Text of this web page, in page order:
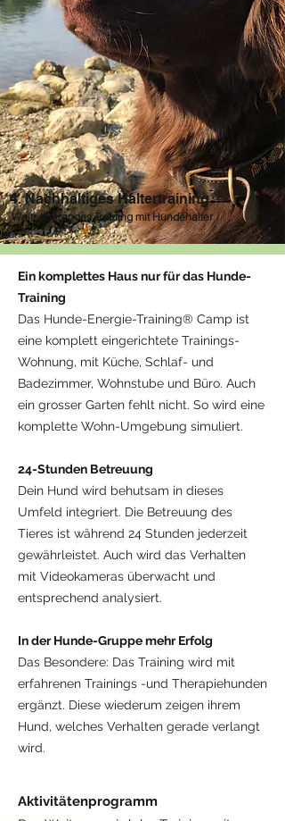
4. Nachhaltiges Haltertraining
Weiterführendes Training mit Hundehalter
Ein komplettes Haus nur für das Hunde-
Training
Das Hunde-Energie-Training® Camp ist
eine komplett eingerichtete Trainings-
Wohnung, mit Küche, Schlaf- und
Badezimmer, Wohnstube und Büro. Auch
ein grosser Garten fehlt nicht. So wird eine
komplette Wohn-Umgebung simuliert.
24-Stunden Betreuung
Dein Hund wird behutsam in dieses
Umfeld integriert. Die Betreuung des
Tieres ist während 24 Stunden jederzeit
gewährleistet. Auch wird das Verhalten
mit Videokameras überwacht und
entsprechend analysiert.
In der Hunde-Gruppe mehr Erfolg
Das Besondere: Das Training wird mit
erfahrenen Trainings -und Therapiehunden
ergänzt. Diese wiederum zeigen ihrem
Hund, welches Verhalten gerade verlangt
wird.
Aktivitätenprogramm